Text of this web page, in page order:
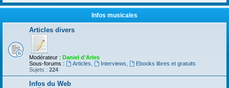
Infos musicales
Articles divers
Modérateur : Daniel d'Arles
Sous-forums :
Articles Interviews
Ebooks libres et gratuits
Sujets : 224
Infos du Web